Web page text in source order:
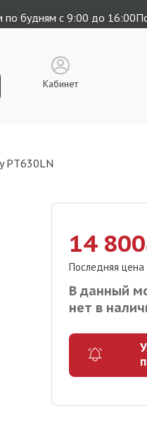
по будням с 9:00 до 16:00
Кабинет
PT630LN
14 800
Последняя цена
В данный
нет в